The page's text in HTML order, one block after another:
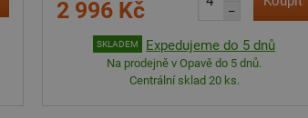
2 996 Kč
–
SKLADEM Expedujeme do 5 dnů
Na prodejně v Opavě do 5 dnů.
Centrální sklad 20 ks.